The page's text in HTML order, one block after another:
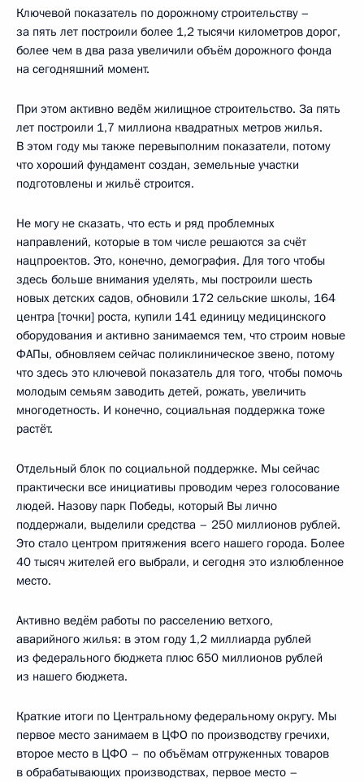
Ключевой показатель по дорожному строительству –
за пять лет построили более 1,2 тысячи километров дорог,
более чем в два раза увеличили объём дорожного фонда
на сегодняшний момент.
При этом активно ведём жилищное строительство. За пять
лет построили 1,7 миллиона квадратных метров жилья.
В этом году мы также перевыполним показатели, потому
что хороший фундамент создан, земельные участки
подготовлены и жильё строится.
Не могу не сказать, что есть и ряд проблемных
направлений, которые в том числе решаются за счёт
нацпроектов. Это, конечно, демография. Для того чтобы
здесь больше внимания уделять, мы построили шесть
новых детских садов, обновили 172 сельские школы, 164
центра [точки] роста, купили 141 единицу медицинского
оборудования и активно занимаемся тем, что строим новые
ФАПы, обновляем сейчас поликлиническое звено, потому
что здесь это ключевой показатель для того, чтобы помочь
молодым семьям заводить детей, рожать, увеличить
многодетность. И конечно, социальная поддержка тоже
растёт.
Отдельный блок по социальной поддержке. Мы сейчас
практически все инициативы проводим через голосование
людей. Назову парк Победы, который Вы лично
поддержали, выделили средства – 250 миллионов рублей.
Это стало центром притяжения всего нашего города. Более
40 тысяч жителей его выбрали, и сегодня это излюбленное
место.
Активно ведём работы по расселению ветхого,
аварийного жилья: в этом году 1,2 миллиарда рублей
из федерального бюджета плюс 650 миллионов рублей
из нашего бюджета.
Краткие итоги по Центральному федеральному округу. Мы
первое место занимаем в ЦФО по производству гречихи,
второе место в ЦФО – по объёмам отгруженных товаров
в обрабатывающих производствах, первое место –